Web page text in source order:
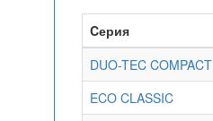
Cерия
DUO-TEC COMPACT
ECO CLASSIC